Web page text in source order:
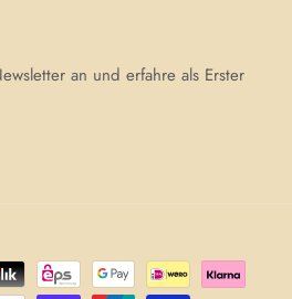
an und erfahre als Erster